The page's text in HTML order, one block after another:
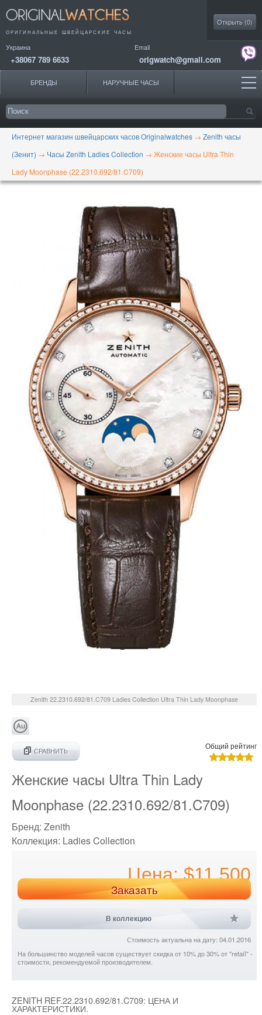
ОРИГИНАЛЬНЫЕ ШВЕЙЦАРСКИЕ ЧАСЫ
Украина
+38067 789 6633
Email
origwatch@gmail.com
Открыть (0)
БРЕНДЫ НАРУЧНЫЕ ЧАСЫ
Интернет магазин швейцарских часов Originalwatches → Zenith часы
(Зенит) → Часы Zenith Ladies Collection → Женские часы Ultra Thin
Lady Moonphase (22.2310.692/81.C709)
Zenith 22.2310.692/81.C709 Ladies Collection Ultra Thin Lady Moonphase
СРАВНИТЬ
Общий рейтинг
Женские часы Ultra Thin Lady
Moonphase (22.2310.692/81.C709)
Бренд: Zenith
Коллекция: Ladies Collection
Цена: $11 500
Заказать
В коллекцию
Стоимость актуальна на дату: 04.01.2016
На большинство моделей часов существует скидка от 10% до 30% от "retail" -
стоимости, рекомендуемой производителем.
ZENITH REF.22.2310.692/81.C709: ЦЕНА И
ХАРАКТЕРИСТИКИ.